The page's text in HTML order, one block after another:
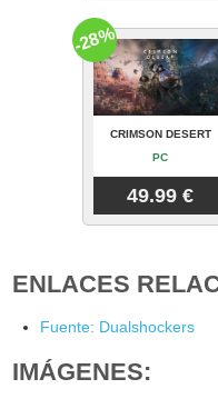
CRIMSON DESERT
PC
49.99 €
-28%
ENLACES
Fuente: Dualshockers
IMÁGENES: